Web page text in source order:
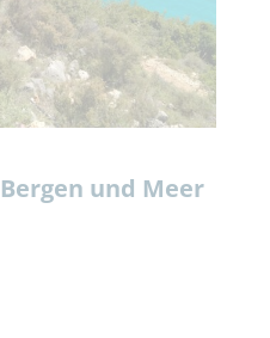
und Meer